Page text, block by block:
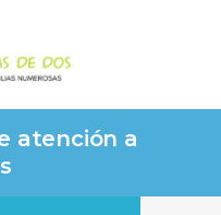
atención a